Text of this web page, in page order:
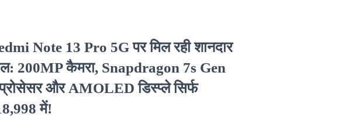
Note 13 Pro 5G पर मिल रही शानदार
200MP कैमरा, Snapdragon 7s Gen
और AMOLED डिस्प्ले सिर्फ
में!